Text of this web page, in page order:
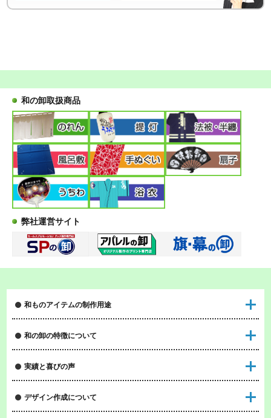
和の卸取扱商品
弊社運営サイト
和ものアイテムの制作用途
和の卸の特徴について
実績と喜びの声
デザイン作成について